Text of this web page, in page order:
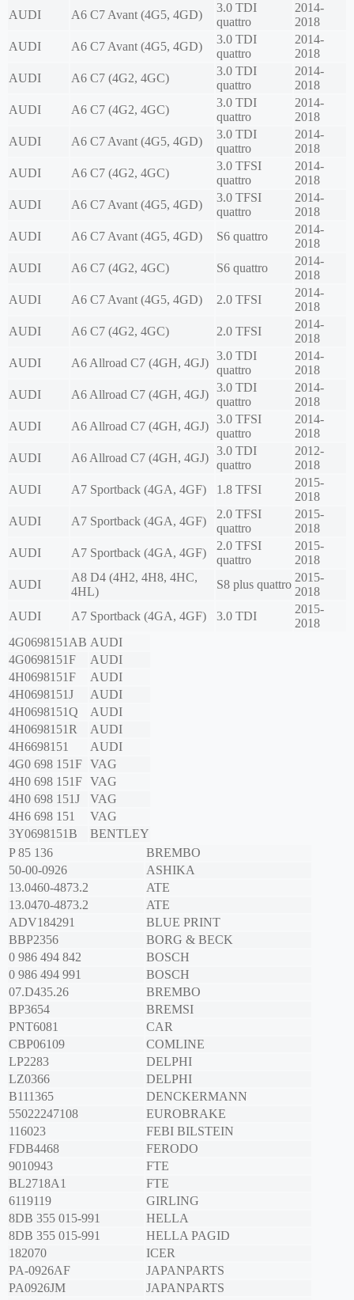
AUDI
A6 C7 Avant (4G5, 4GD)
3.0 TDI
quattro
2014-
2018
AUDI
A6 C7 Avant (4G5, 4GD)
3.0 TDI
quattro
2014-
2018
AUDI
A6 C7 (4G2, 4GC)
3.0 TDI
quattro
2014-
2018
AUDI
A6 C7 (4G2, 4GC)
3.0 TDI
quattro
2014-
2018
AUDI
A6 C7 Avant (4G5, 4GD)
3.0 TDI
quattro
2014-
2018
AUDI
A6 C7 (4G2, 4GC)
3.0 TFSI
quattro
2014-
2018
AUDI
A6 C7 Avant (4G5, 4GD)
3.0 TFSI
quattro
2014-
2018
AUDI
A6 C7 Avant (4G5, 4GD) S6 quattro
2014-
2018
AUDI
A6 C7 (4G2, 4GC) S6 quattro
2014-
2018
AUDI
A6 C7 Avant (4G5, 4GD) 2.0 TFSI
2014-
2018
AUDI
A6 C7 (4G2, 4GC) 2.0 TFSI
2014-
2018
AUDI
A6 Allroad C7 (4GH, 4GJ)
3.0 TDI
quattro
2014-
2018
AUDI
A6 Allroad C7 (4GH, 4GJ)
3.0 TDI
quattro
2014-
2018
AUDI
A6 Allroad C7 (4GH, 4GJ)
3.0 TFSI
quattro
2014-
2018
AUDI
A6 Allroad C7 (4GH, 4GJ)
3.0 TDI
quattro
2012-
2018
AUDI
A7 Sportback (4GA, 4GF) 1.8 TFSI
2015-
2018
AUDI
A7 Sportback (4GA, 4GF)
2.0 TFSI
quattro
2015-
2018
AUDI
A7 Sportback (4GA, 4GF)
2.0 TFSI
quattro
2015-
2018
AUDI
A8 D4 (4H2, 4H8, 4HC,
4HL)
S8 plus quattro
2015-
2018
AUDI
A7 Sportback (4GA, 4GF) 3.0 TDI
2015-
2018
4G0698151AB AUDI
4G0698151F
AUDI
4H0698151F
AUDI
4H0698151J
AUDI
4H0698151Q
AUDI
4H0698151R
AUDI
4H6698151
AUDI
4G0 698 151F VAG
4H0 698 151F VAG
4H0 698 151J
VAG
4H6 698 151
VAG
3Y0698151B
BENTLEY
P 85 136
BREMBO
50-00-0926
ASHIKA
13.0460-4873.2
ATE
13.0470-4873.2
ATE
ADV184291
BLUE PRINT
BBP2356
BORG & BECK
0 986 494 842
BOSCH
0 986 494 991
BOSCH
07.D435.26
BREMBO
BP3654
BREMSI
PNT6081
CAR
CBP06109
COMLINE
LP2283
DELPHI
LZ0366
DELPHI
B111365
DENCKERMANN
55022247108
EUROBRAKE
116023
FEBI BILSTEIN
FDB4468
FERODO
9010943
FTE
BL2718A1
FTE
6119119
GIRLING
8DB 355 015-991
HELLA
8DB 355 015-991
HELLA PAGID
182070
ICER
PA-0926AF
JAPANPARTS
PA0926JM
JAPANPARTS